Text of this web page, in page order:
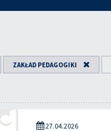
ZAKŁAD PEDAGOGIKI
27.04.2026